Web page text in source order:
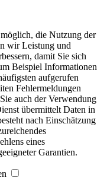
die Nutzung der
wir Leistung und
damit Sie sich
Beispiel Informationen
aufgerufen
Fehlermeldungen
auch der Verwendung
übermittelt Daten in
nach Einschätzung
eines
Garantien.